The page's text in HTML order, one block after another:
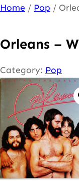
Ga
de
inhoud
Home / Pop /
Orleans –
Category: Pop